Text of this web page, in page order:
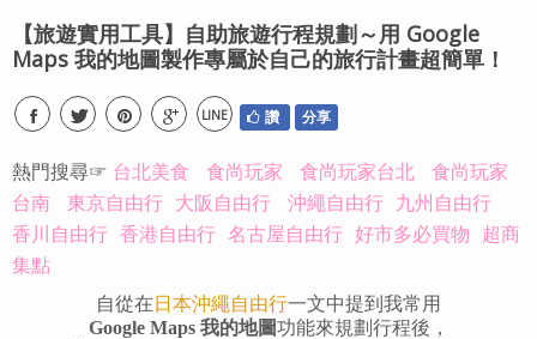
【旅遊實用工具】自助旅遊行程規劃～用 Google
Maps 我的地圖製作專屬於自己的旅行計畫超簡單！
LINE 讚 分享
熱門搜尋☞ 台北美食 食尚玩家 食尚玩家台北
食尚玩家
台南
東京自由行 大阪自由行 沖繩自由行 九州自由行
香川自由行 香港自由行 名古屋自由行 好市多必買物 超商
集點
自從在 日本沖繩自由行一文中提到我常用
Google Maps 我的地圖功能來規劃行程後，